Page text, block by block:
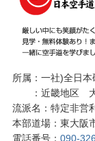
所属：一社)全日
：近畿地区 大
流派名：特定非営
本部道場：東大
電話番号： 090-